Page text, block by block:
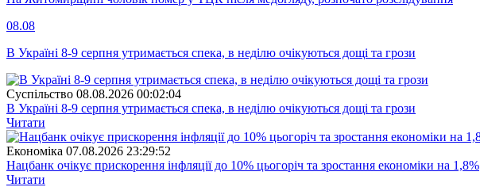
08.08
В Україні 8-9 серпня утримається спека, в неділю очікуються дощі та грози
Суспiльство 08.08.2026 00:02:04
В Україні 8-9 серпня утримається спека, в неділю очікуються дощі та грози
Читати
Економіка 07.08.2026 23:29:52
Нацбанк очікує прискорення інфляції до 10% цьогоріч та зростання економіки на 1,8%
Читати